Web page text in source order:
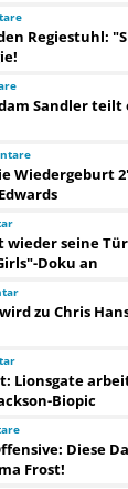
Regiestuhl:
Sandler teilt
Wiedergeburt
seine
Doku an
zu Chris
Lionsgate
Biopic
Diese
Frost!